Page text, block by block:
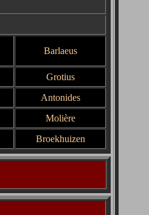
Barlaeus
Grotius
Antonides
Molière
Broekhuizen